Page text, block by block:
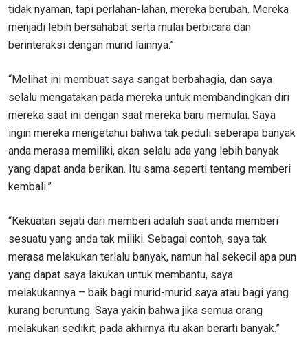
tidak nyaman, tapi perlahan-lahan, mereka berubah. Mereka
menjadi lebih bersahabat serta mulai berbicara dan
berinteraksi dengan murid lainnya.”
“Melihat ini membuat saya sangat berbahagia, dan saya
selalu mengatakan pada mereka untuk membandingkan diri
mereka saat ini dengan saat mereka baru memulai. Saya
ingin mereka mengetahui bahwa tak peduli seberapa banyak
anda merasa memiliki, akan selalu ada yang lebih banyak
yang dapat anda berikan. Itu sama seperti tentang memberi
kembali.”
“Kekuatan sejati dari memberi adalah saat anda memberi
sesuatu yang anda tak miliki. Sebagai contoh, saya tak
merasa melakukan terlalu banyak, namun hal sekecil apa pun
yang dapat saya lakukan untuk membantu, saya
melakukannya – baik bagi murid-murid saya atau bagi yang
kurang beruntung. Saya yakin bahwa jika semua orang
melakukan sedikit, pada akhirnya itu akan berarti banyak.”
LAWAN
LIHAT SOROTAN TERBAIK
IKUTI PERKEMBANGAN TERBARU
Bawa ONE Championship kemana pun anda pergi!
Daftar sekarang untuk mendapat akses ke berita
terbaru, tawaran spesial, dan akses awal untuk kursi
terbaik di gelaran langsung kami.
EMAIL
BERLANGGANAN
Dengan mengirimkan formulir ini, anda menyetujui
pengumpulan, penggunaan dan pembukaan informasi
anda berdasarkanKebijakan Privasikami. Anda dapat